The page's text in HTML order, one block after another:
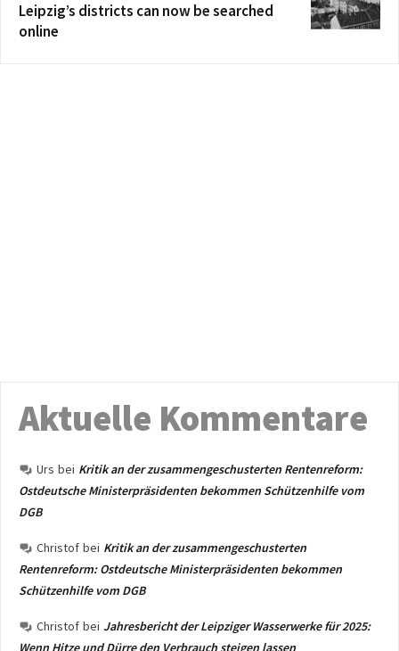
Leipzig’s districts can now be searched
online
Aktuelle Kommentare
Urs bei Kritik an der zusammengeschusterten Rentenreform:
Ostdeutsche Ministerpräsidenten bekommen Schützenhilfe vom
DGB
Christof bei Kritik an der zusammengeschusterten
Rentenreform: Ostdeutsche Ministerpräsidenten bekommen
Schützenhilfe vom DGB
Christof bei Jahresbericht der Leipziger Wasserwerke für 2025:
Wenn Hitze und Dürre den Verbrauch steigen lassen